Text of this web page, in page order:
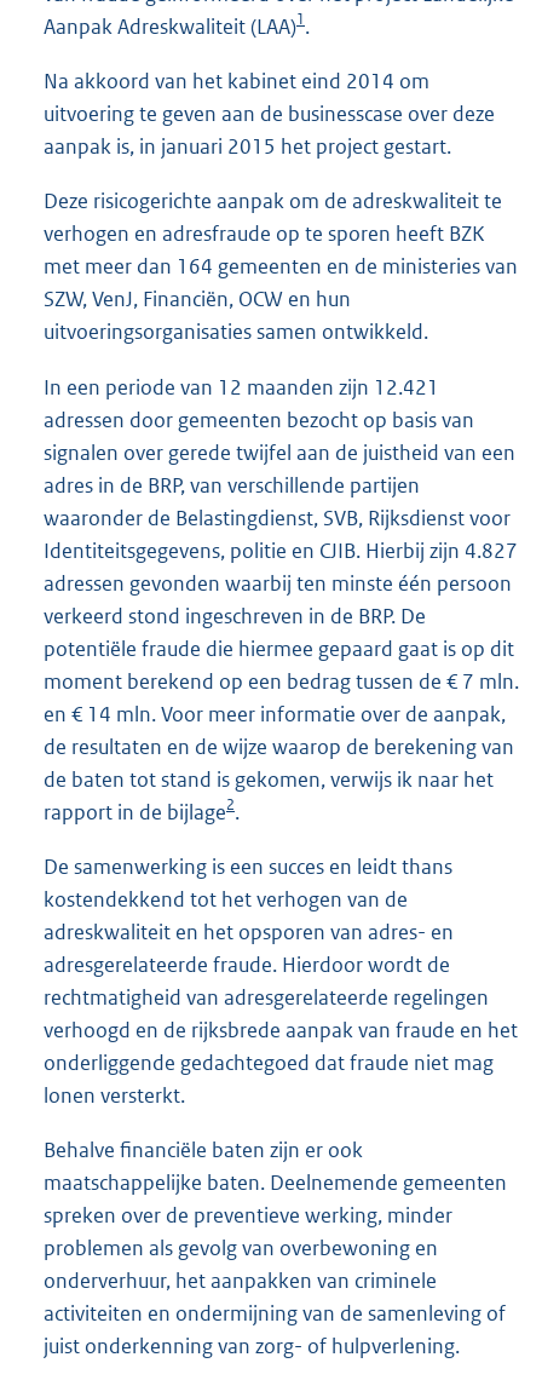
Aanpak Adreskwaliteit (LAA)1.
Na akkoord van het kabinet eind 2014 om
uitvoering te geven aan de businesscase over deze
aanpak is, in januari 2015 het project gestart.
Deze risicogerichte aanpak om de adreskwaliteit te
verhogen en adresfraude op te sporen heeft BZK
met meer dan 164 gemeenten en de ministeries van
SZW, VenJ, Financiën, OCW en hun
uitvoeringsorganisaties samen ontwikkeld.
In een periode van 12 maanden zijn 12.421
adressen door gemeenten bezocht op basis van
signalen over gerede twijfel aan de juistheid van een
adres in de BRP, van verschillende partijen
waaronder de Belastingdienst, SVB, Rijksdienst voor
Identiteitsgegevens, politie en CJIB. Hierbij zijn 4.827
adressen gevonden waarbij ten minste één persoon
verkeerd stond ingeschreven in de BRP. De
potentiële fraude die hiermee gepaard gaat is op dit
moment berekend op een bedrag tussen de € 7 mln.
en € 14 mln. Voor meer informatie over de aanpak,
de resultaten en de wijze waarop de berekening van
de baten tot stand is gekomen, verwijs ik naar het
rapport in de bijlage2.
De samenwerking is een succes en leidt thans
kostendekkend tot het verhogen van de
adreskwaliteit en het opsporen van adres- en
adresgerelateerde fraude. Hierdoor wordt de
rechtmatigheid van adresgerelateerde regelingen
verhoogd en de rijksbrede aanpak van fraude en het
onderliggende gedachtegoed dat fraude niet mag
lonen versterkt.
Behalve financiële baten zijn er ook
maatschappelijke baten. Deelnemende gemeenten
spreken over de preventieve werking, minder
problemen als gevolg van overbewoning en
onderverhuur, het aanpakken van criminele
activiteiten en ondermijning van de samenleving of
juist onderkenning van zorg- of hulpverlening.